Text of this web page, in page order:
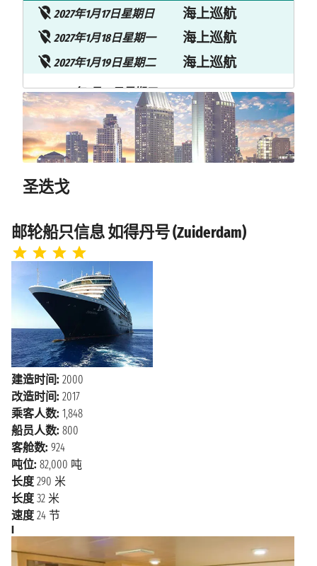
2027年1月17日星期日 海上巡航
2027年1月18日星期一 海上巡航
2027年1月19日星期二 海上巡航
2027年1月20日星期三
上午8:00 - 下午6:00
马萨特兰
2027年1月21日星期四
上午7:00 - 下午3:00
卡波圣卢卡
斯
2027年1月22日星期五
2027年1月23日星期六
上午7:00
圣迭戈
圣迭戈
邮轮船只信息 如得丹号 (Zuiderdam)
建造时间: 2000
改造时间: 2017
乘客人数: 1,848
船员人数: 800
客舱数: 924
吨位: 82,000 吨
长度 290 米
长度 32 米
速度 24 节
I